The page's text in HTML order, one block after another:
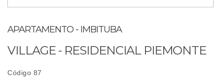
APARTAMENTO - IMBITUBA
VILLAGE - RESIDENCIAL PIEMONTE
Código 87